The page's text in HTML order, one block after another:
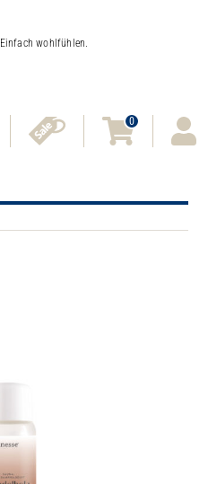
0
Einfach wohlfühlen.